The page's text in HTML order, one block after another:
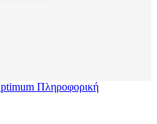
Πληροφορική